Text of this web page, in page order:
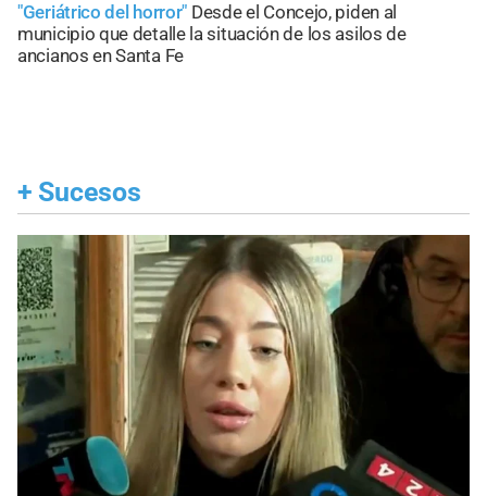
"Geriátrico del horror" Desde el Concejo, piden al
municipio que detalle la situación de los asilos de
ancianos en Santa Fe
+ Sucesos